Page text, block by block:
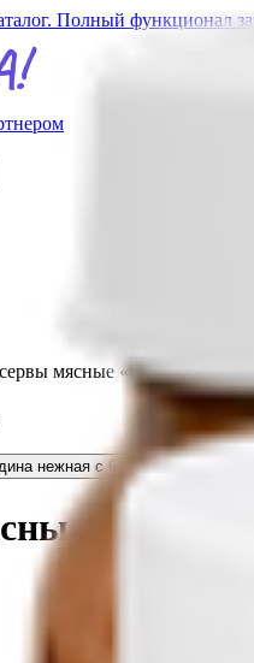
Полный функционал
мясные «ОМКК»
нежная с 6+ месяцев
«ОМКК»